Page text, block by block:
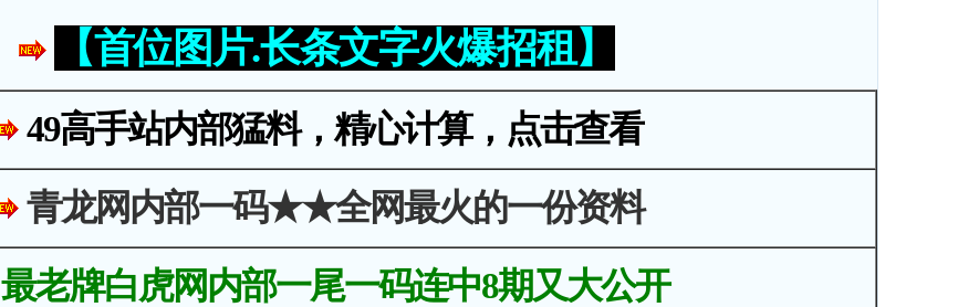
【首位图片.长条文字火爆招租】
49高手站内部猛料，精心计算，点击查看
青龙网内部一码★★全网最火的一份资料
最老牌白虎网内部一尾一码连中8期又大公开